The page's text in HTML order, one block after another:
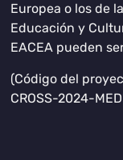
Europea o los de
Educación y
EACEA pueden
(Código del
CROSS-2024-